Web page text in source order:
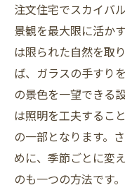
注文住宅でス
イント
設計段階
位置選び
スカイバル
択
安全性を確
設計基準
注文住宅でスカイバ
景観を最大限に活か
は限られた自然を取
ば、ガラスの手すり
の景色を一望できる
は照明を工夫するこ
の一部となります。
めに、季節ごとに変
のも一つの方法です